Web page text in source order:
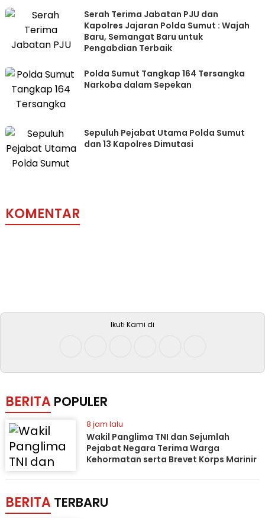
Serah Terima Jabatan PJU dan
Kapolres Jajaran Polda Sumut : Wajah
Baru, Semangat Baru untuk
Pengabdian Terbaik
Polda Sumut Tangkap 164 Tersangka
Narkoba dalam Sepekan
Sepuluh Pejabat Utama Polda Sumut
dan 13 Kapolres Dimutasi
KOMENTAR
Ikuti Kami di
BERITA POPULER
8 jam lalu
Wakil Panglima TNI dan Sejumlah
Pejabat Negara Terima Warga
Kehormatan serta Brevet Korps Marinir
BERITA TERBARU